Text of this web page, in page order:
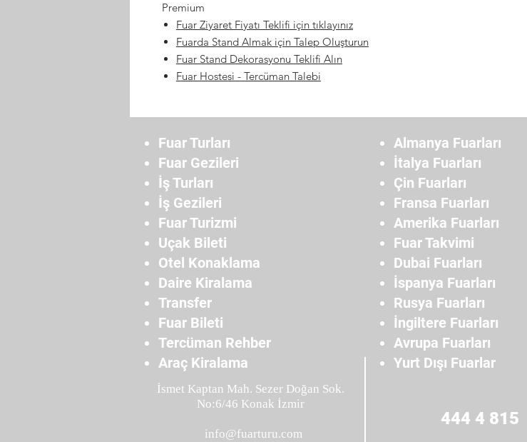
Premium
Fuar Ziyaret Fiyatı Teklifi için tıklayınız
Fuarda Stand Almak için Talep Oluşturun
Fuar Stand Dekorasyonu Teklifi Alın
Fuar Hostesi - Tercüman Talebi
Fuar Turları
Fuar Gezileri
İş Turları
İş Gezileri
Fuar Turizmi
Uçak Bileti
Otel Konaklama
Daire Kiralama
Transfer
Fuar Bileti
Tercüman Rehber
Araç Kiralama
Almanya Fuarları
İtalya Fuarları
Çin Fuarları
Fransa Fuarları
Amerika Fuarları
Fuar Takvimi
Dubai Fuarları
İspanya Fuarları
Rusya Fuarları
İngiltere Fuarları
Avrupa Fuarları
Yurt Dışı Fuarlar
İsmet Kaptan Mah. Sezer Doğan Sok.
No:6/46 Konak İzmir
info@fuarturu.com
444 4 815